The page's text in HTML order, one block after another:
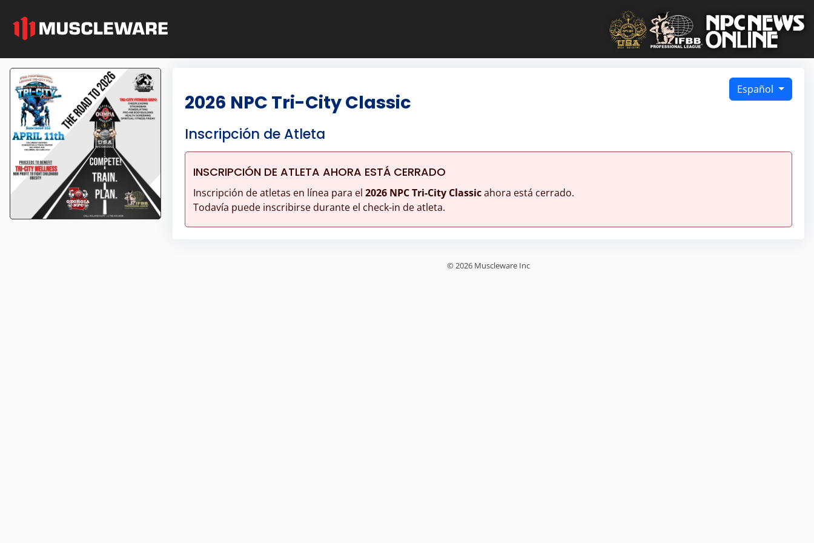
Español
2026 NPC Tri-City Classic
Inscripción de Atleta
INSCRIPCIÓN DE ATLETA AHORA ESTÁ CERRADO
Inscripción de atletas en línea para el 2026 NPC Tri-City Classicahora está cerrado.
Todavía puede inscribirse durante el check-in de atleta.
© 2026 Muscleware Inc